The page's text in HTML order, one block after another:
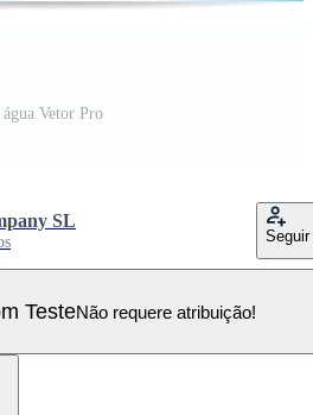
Vetor Pro
SL
Seguir
TesteNão requere atribuição!